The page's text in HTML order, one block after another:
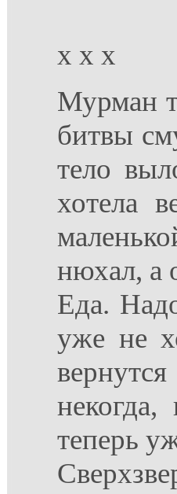
x x x
Мурман
битвы
тело
хотела
нюхал, а
Еда.
уже не
теперь